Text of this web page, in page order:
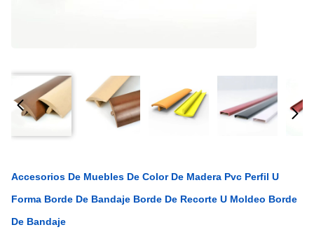
Accesorios De Muebles De Color De Madera Pvc Perfil U
Forma Borde De Bandaje Borde De Recorte U Moldeo Borde
De Bandaje